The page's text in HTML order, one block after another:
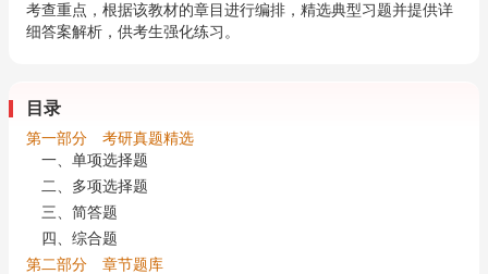
考查重点，根据该教材的章目进行编排，精选典型习题并提供详
细答案解析，供考生强化练习。
目录
第一部分 考研真题精选
一、单项选择题
二、多项选择题
三、简答题
四、综合题
第二部分 章节题库